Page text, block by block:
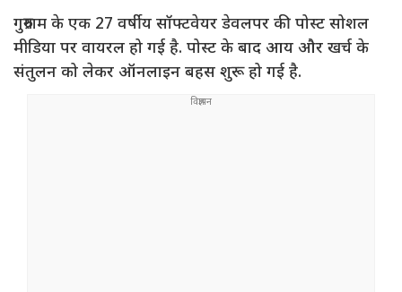
गुरुग्राम के एक 27 वर्षीय सॉफ्टवेयर डेवलपर की पोस्ट सोशल
मीडिया पर वायरल हो गई है. पोस्ट के बाद आय और खर्च के
संतुलन को लेकर ऑनलाइन बहस शुरू हो गई है.